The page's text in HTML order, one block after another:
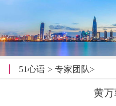
51心语> 专家团队 >
黄万